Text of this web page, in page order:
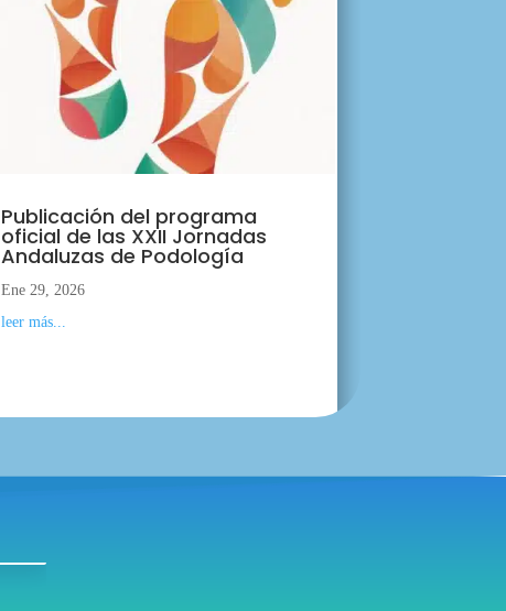
Publicación del programa
oficial de las XXII Jornadas
Andaluzas de Podología
Ene 29, 2026
leer más...